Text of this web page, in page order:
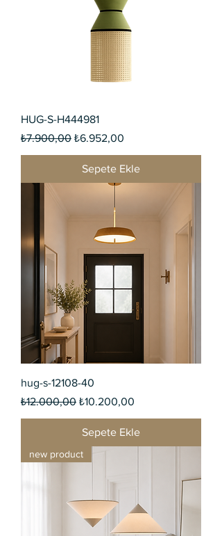
HUG-S-H444981
Normal Fiyat
₺7.900,00 İndirimli Fiyat
₺6.952,00
Sepete Ekle
hug-s-12108-40
Normal Fiyat
₺12.000,00 İndirimli Fiyat
₺10.200,00
Sepete Ekle
new product